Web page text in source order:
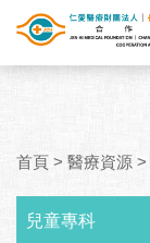
首頁 > 醫療資源 >
兒童專科